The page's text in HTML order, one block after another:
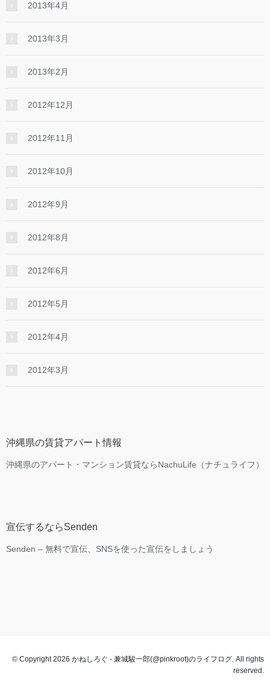
2013年4月
2013年3月
2013年2月
2012年12月
2012年11月
2012年10月
2012年9月
2012年8月
2012年6月
2012年5月
2012年4月
2012年3月
沖縄県の賃貸アパート情報
沖縄県のアパート・マンション賃貸ならNachuLife（ナチュライフ）
宣伝するならSenden
Senden – 無料で宣伝、SNSを使った宣伝をしましょう
© Copyright 2026 かねしろぐ - 兼城駿一郎(@pinkroot)のライフログ. All rights
reserved.